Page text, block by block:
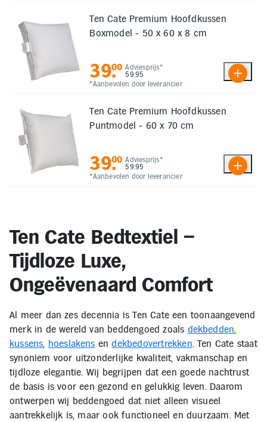
Ten Cate Premium Hoofdkussen
Boxmodel - 50 x 60 x 8 cm
Adviesprijs*
59.95
*Aanbevolen door leverancier
39.
00
Ten Cate Premium Hoofdkussen
Puntmodel - 60 x 70 cm
Adviesprijs*
59.95
*Aanbevolen door leverancier
39.
00
Ten Cate Bedtextiel –
Tijdloze Luxe,
Ongeëvenaard Comfort
Al meer dan zes decennia is Ten Cate een toonaangevend
merk in de wereld van beddengoed zoals dekbedden,
kussens, hoeslakens endekbedovertrekken. Ten Cate staat
synoniem voor uitzonderlijke kwaliteit, vakmanschap en
tijdloze elegantie. Wij begrijpen dat een goede nachtrust
de basis is voor een gezond en gelukkig leven. Daarom
ontwerpen wij beddengoed dat niet alleen visueel
aantrekkelijk is, maar ook functioneel en duurzaam. Met